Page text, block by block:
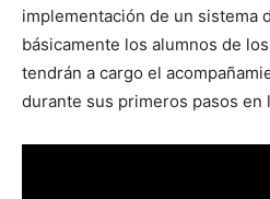
implementación de un sistema
básicamente los alumnos de
tendrán a cargo el
durante sus primeros pasos en